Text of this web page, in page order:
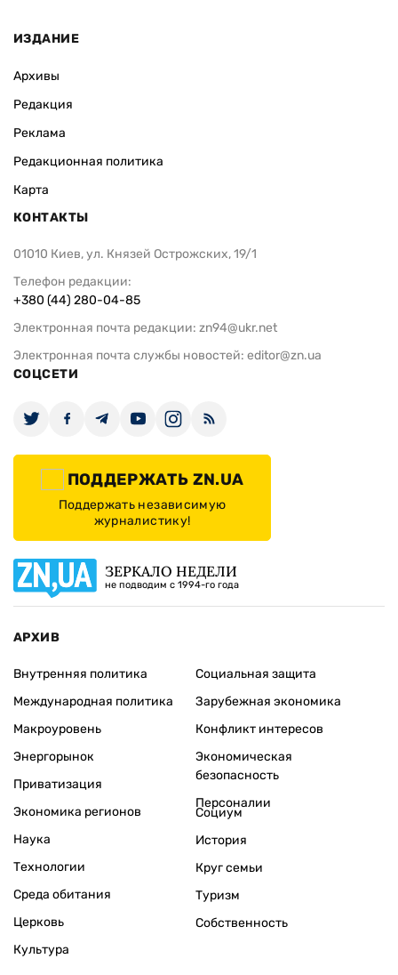
ИЗДАНИЕ
Архивы
Редакция
Реклама
Редакционная политика
Карта
КОНТАКТЫ
01010 Киев, ул. Князей Острожских, 19/1
Телефон редакции:
+380 (44) 280-04-85
Электронная почта редакции: zn94@ukr.net
Электронная почта службы новостей: editor@zn.ua
СОЦСЕТИ
ПОДДЕРЖАТЬ ZN.UA
Поддержать независимую
журналистику!
ЗЕРКАЛО НЕДЕЛИ
не подводим с 1994-го года
АРХИВ
Внутренняя политика
Международная политика
Макроуровень
Энергорынок
Приватизация
Экономика регионов
Социальная защита
Зарубежная экономика
Конфликт интересов
Экономическая
безопасность
Персоналии
Наука
Технологии
Среда обитания
Церковь
Культура
Социум
История
Круг семьи
Туризм
Собственность